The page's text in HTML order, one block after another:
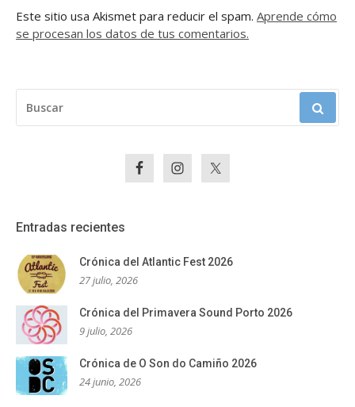
Este sitio usa Akismet para reducir el spam. Aprende cómo
se procesan los datos de tus comentarios.
Entradas recientes
Crónica del Atlantic Fest 2026
27 julio, 2026
Crónica del Primavera Sound Porto 2026
9 julio, 2026
Crónica de O Son do Camiño 2026
24 junio, 2026